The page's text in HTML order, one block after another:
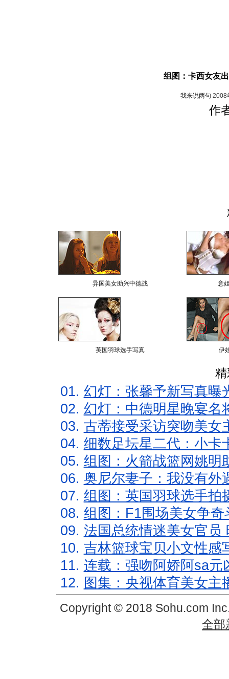
组图：卡西女友
我来说两句 2008
作
异国美女助兴中德战 意
英国羽球选手写真 伊
01. 幻灯：张馨予新写真曝
02. 幻灯：中德明星晚宴名
03. 古蒂接受采访突吻美女
04. 细数足坛星二代：小卡
05. 组图：火箭战篮网姚明
06. 奥尼尔妻子：我没有外
07. 组图：英国羽球选手拍
08. 组图：F1围场美女争
09. 法国总统情迷美女官员
10. 吉林篮球宝贝小文性感
11. 连载：强吻阿娇阿sa元
12. 图集：央视体育美女主
Copyright © 2018 Sohu.com
全部